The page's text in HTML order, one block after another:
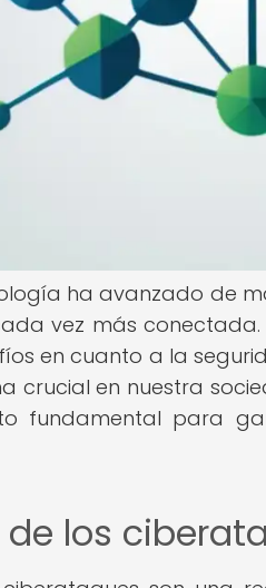
ha avanzado de
vez más
en cuanto a la
crucial en nuestra
fundamental para
los